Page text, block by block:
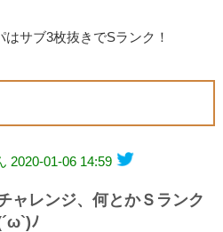
サブ3枚抜きでSランク！
2020-01-06 14:59
ャレンジ、何とかＳランク
ﾉ